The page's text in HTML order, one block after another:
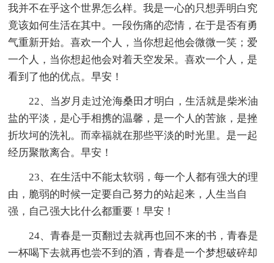
我并不在乎这个世界怎么样。我是一心的只想弄明白究
竟该如何生活在其中。一段伤痛的恋情，在于是否有勇
气重新开始。喜欢一个人，当你想起他会微微一笑；爱
一个人，当你想起他会对着天空发呆。喜欢一个人，是
看到了他的优点。早安！
22、当岁月走过沧海桑田才明白，生活就是柴米油
盐的平淡，是心手相携的温馨，是一个人的苦旅，是挫
折坎坷的洗礼。而幸福就在那些平淡的时光里。是一起
经历聚散离合。早安！
23、在生活中不能太软弱，每一个人都有强大的理
由，脆弱的时候一定要自己努力的站起来，人生当自
强，自己强大比什么都重要！早安！
24、青春是一页翻过去就再也回不来的书，青春是
一杯喝下去就再也尝不到的酒，青春是一个梦想破碎却